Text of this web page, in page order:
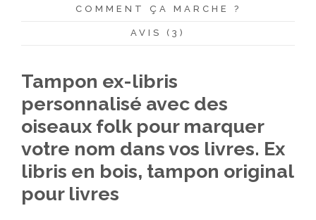
COMMENT ÇA MARCHE ?
AVIS (3)
Tampon ex-libris
personnalisé avec des
oiseaux folk pour marquer
votre nom dans vos livres. Ex
libris en bois, tampon original
pour livres